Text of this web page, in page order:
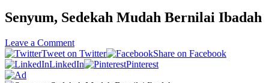
Senyum, Sedekah Mudah Bernilai Ibadah
Leave a Comment
Tweet on Twitter
Share on Facebook
LinkedIn
Pinterest